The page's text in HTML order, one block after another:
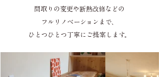
間取りの変更や断熱改修などの
フルリノベーションまで、
ひとつひとつ丁寧にご提案します。